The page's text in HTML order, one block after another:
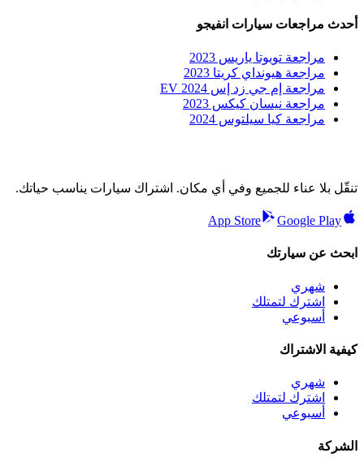
أحدث مراجعات سيارات انفيجو
مراجعة تويوتا ياريس 2023
مراجعة هيونداي كريتا 2023
مراجعة إم جي زد إس EV 2024
مراجعة نيسان كيكس 2023
مراجعة كيا سيلتوس 2024
تنقّل بلا عناء للجميع وفي أي مكان. اشتراك سيارات يناسب حياتك.
App Store Google Play
ابحث عن سيارتك
شهري
اشترك لتمتلك
أسبوعي
كيفية الاشتراك
شهري
اشترك لتمتلك
أسبوعي
الشركة